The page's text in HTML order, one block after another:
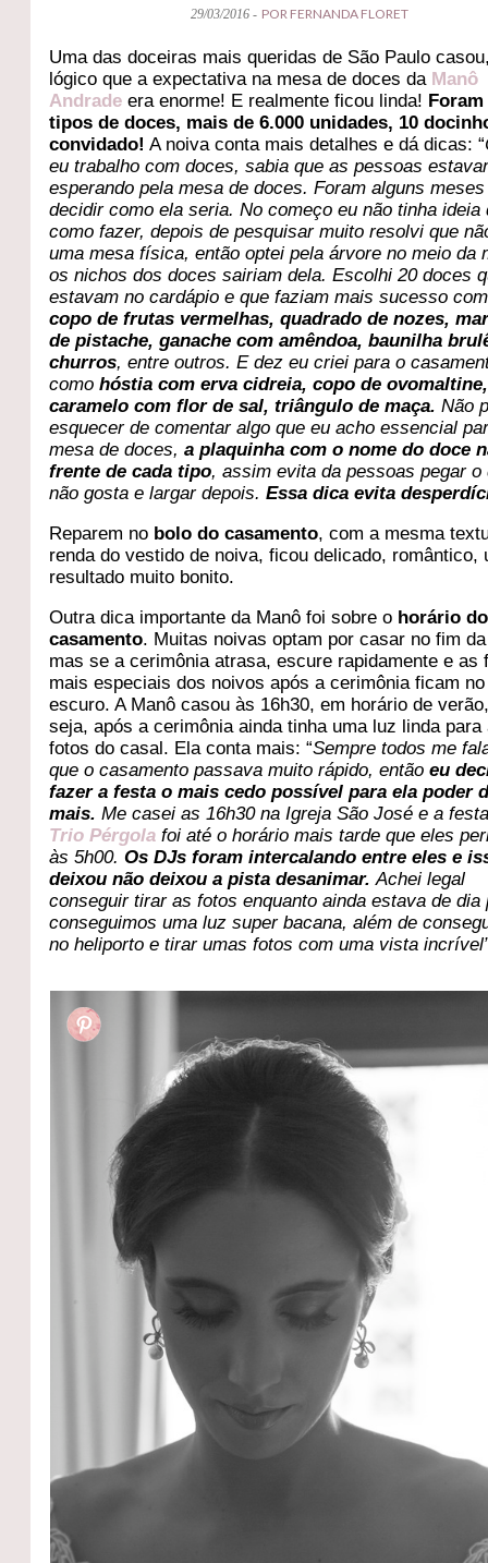
29/03/2016 - POR FERNANDA FLORET
Uma das doceiras mais queridas de São Paulo
lógico que a expectativa na mesa de doces da Manô
Andrade era enorme! E realmente ficou linda! Foram
tipos de doces, mais de 6.000 unidades, 10
convidado! A noiva conta mais detalhes e dá dicas: “
eu trabalho com doces, sabia que as pessoas
esperando pela mesa de doces. Foram alguns
decidir como ela seria. No começo eu não tinha ideia
como fazer, depois de pesquisar muito resolvi que
uma mesa física, então optei pela árvore no meio da
os nichos dos doces sairiam dela. Escolhi 20 doces
estavam no cardápio e que faziam mais sucesso
copo de frutas vermelhas, quadrado de nozes,
de pistache, ganache com amêndoa, baunilha
churros, entre outros. E dez eu criei para o
comohóstia com erva cidreia, copo de ovomaltine,
caramelo com flor de sal, triângulo de maça.Não
esquecer de comentar algo que eu acho essencial
mesa de doces,a plaquinha com o nome do doce
frente de cada tipo, assim evita da pessoas pegar o
não gosta e largar depois.Essa dica evita
Reparem no bolo do casamento, com a mesma
renda do vestido de noiva, ficou delicado, romântico,
resultado muito bonito.
Outra dica importante da Manô foi sobre o horário do
casamento. Muitas noivas optam por casar no fim
mas se a cerimônia atrasa, escure rapidamente e as
mais especiais dos noivos após a cerimônia ficam no
escuro. A Manô casou às 16h30, em horário de
seja, após a cerimônia ainda tinha uma luz linda para
fotos do casal. Ela conta mais: “Sempre todos me
que o casamento passava muito rápido, entãoeu
fazer a festa o mais cedo possível para ela poder
mais. Me casei as 16h30 na Igreja São José e a
Trio Pérgola foi até o horário mais tarde que eles
às 5h00.Os DJs foram intercalando entre eles e
deixou não deixou a pista desanimar. Achei legal
conseguir tirar as fotos enquanto ainda estava de dia
conseguimos uma luz super bacana, além de
no heliporto e tirar umas fotos com uma vista